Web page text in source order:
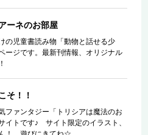
ーネのお部屋
の児童書読み物「動物と話せる少
ジです。最新刊情報、オリジナル
そ！！
ファンタジー「トリシアは魔法のお
イトです♪ サイト限定のイラスト、